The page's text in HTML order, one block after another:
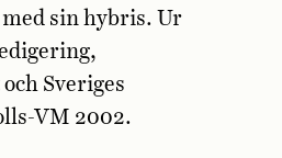
sin hybris. Ur
Sveriges
VM 2002.